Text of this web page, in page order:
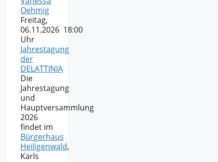
Oehmig
Freitag,
06.11.2026 18:00
Uhr
Jahrestagung
der
DELATTINIA
Die
Jahrestagung
und
Hauptversammlung
2026
findet im
Bürgerhaus
Heiligenwald,
Karls